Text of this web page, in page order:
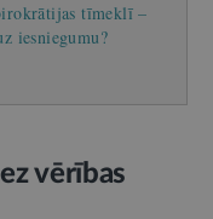
tīmeklī –
iesniegumu?
vērības